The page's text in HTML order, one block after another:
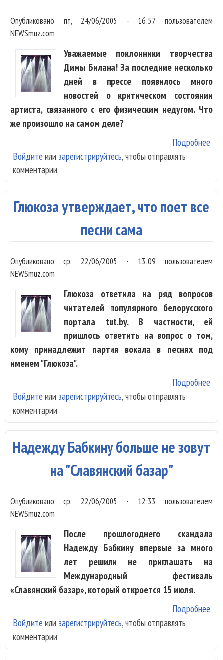
Опубликовано пт, 24/06/2005 - 16:57 пользователем
NEWSmuz.com
Уважаемые поклонники творчества
Димы Билана! За последние несколько
дней в прессе появилось много
новостей о критическом состоянии
артиста, связанного с его физическим недугом. Что
же произошло на самом деле?
Подробнее
Войдите или зарегистрируйтесь, чтобы отправлять
комментарии
Глюкоза утверждает, что поет все
песни сама
Опубликованоср, 22/06/2005 - 13:09 пользователем
NEWSmuz.com
Глюкоза ответила на ряд вопросов
читателей популярного белорусского
портала tut.by. В частности, ей
пришлось ответить на вопрос о том,
кому принадлежит партия вокала в песнях под
именем "Глюкоза".
Подробнее
Войдите или зарегистрируйтесь, чтобы отправлять
комментарии
Надежду Бабкину больше не зовут
на "Славянский базар"
Опубликованоср, 22/06/2005 - 12:33 пользователем
NEWSmuz.com
После прошлогоднего скандала
Надежду Бабкину впервые за много
лет решили не приглашать на
Международный фестиваль
«Славянский базар», который откроется 15 июля.
Подробнее
Войдите или зарегистрируйтесь, чтобы отправлять
комментарии